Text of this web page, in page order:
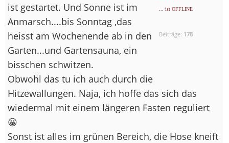
... ist OFFLINE
Beiträge: 178
ist gestartet. Und Sonne ist im
Anmarsch....bis Sonntag ,das
heisst am Wochenende ab in den
Garten...und Gartensauna, ein
bisschen schwitzen.
Obwohl das tu ich auch durch die
Hitzewallungen. Naja, ich hoffe das sich das
wiedermal mit einem längeren Fasten reguliert
😀
Sonst ist alles im grünen Bereich, die Hose kneift